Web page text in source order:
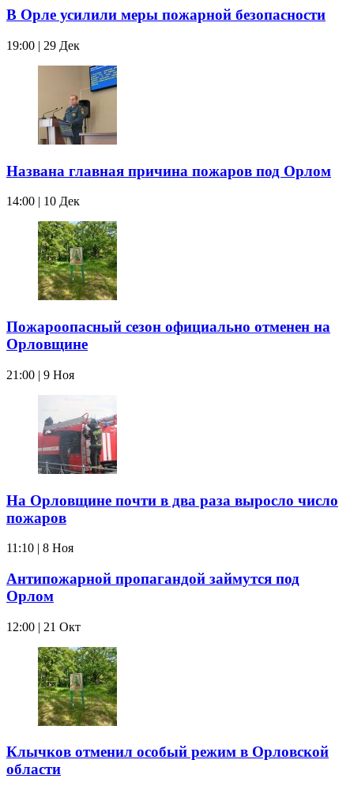
В Орле усилили меры пожарной безопасности
19:00 | 29 Дек
Названа главная причина пожаров под Орлом
14:00 | 10 Дек
Пожароопасный сезон официально отменен на
Орловщине
21:00 | 9 Ноя
На Орловщине почти в два раза выросло число
пожаров
11:10 | 8 Ноя
Антипожарной пропагандой займутся под
Орлом
12:00 | 21 Окт
Клычков отменил особый режим в Орловской
области